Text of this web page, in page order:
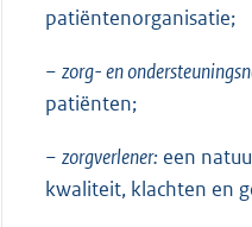
patiëntenorganisatie;
− zorg- en
patiënten;
− zorgverlener: een
kwaliteit, klachten en